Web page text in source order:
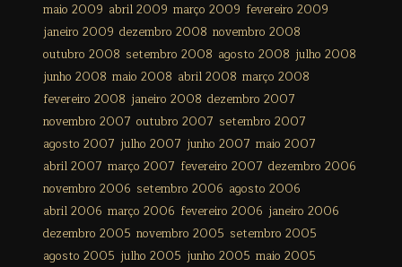
maio 2009 abril 2009 março 2009 fevereiro 2009
janeiro 2009 dezembro 2008 novembro 2008
outubro 2008 setembro 2008 agosto 2008 julho 2008
junho 2008 maio 2008 abril 2008 março 2008
fevereiro 2008 janeiro 2008 dezembro 2007
novembro 2007 outubro 2007 setembro 2007
agosto 2007 julho 2007 junho 2007 maio 2007
abril 2007 março 2007 fevereiro 2007 dezembro 2006
novembro 2006 setembro 2006 agosto 2006
abril 2006 março 2006 fevereiro 2006 janeiro 2006
dezembro 2005 novembro 2005 setembro 2005
agosto 2005 julho 2005 junho 2005 maio 2005